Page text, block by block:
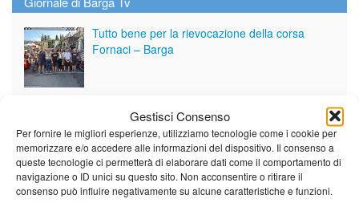
Gestisci Consenso
Per fornire le migliori esperienze, utilizziamo tecnologie come i cookie per
memorizzare e/o accedere alle informazioni del dispositivo. Il consenso a
queste tecnologie ci permetterà di elaborare dati come il comportamento di
navigazione o ID unici su questo sito. Non acconsentire o ritirare il
consenso può influire negativamente su alcune caratteristiche e funzioni.
Tutto bene per la rievocazione della corsa
Fornaci – Barga
dedicata al patrono
Partite le Piazzette 2026